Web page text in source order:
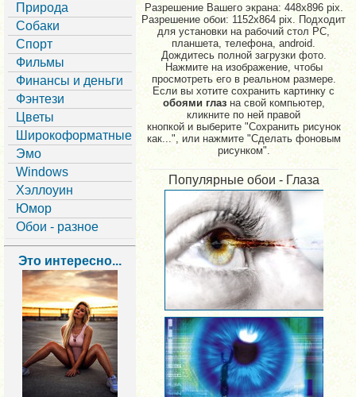
Природа
Собаки
Спорт
Фильмы
Финансы и деньги
Фэнтези
Цветы
Широкоформатные
Эмо
Windows
Хэллоуин
Юмор
Обои - разное
Это интересно...
Разрешение Вашего экрана: 448x896 pix.
Разрешение обои: 1152x864 pix. Подходит
для установки на рабочий стол PC,
планшета, телефона, android.
Дождитесь полной загрузки фото.
Нажмите на изображение, чтобы
просмотреть его в реальном размере.
Если вы хотите сохранить картинку с
обоями глаз на свой компьютер,
кликните по ней правой
кнопкой и выберите "Сохранить рисунок
как...", или нажмите "Сделать фоновым
рисунком".
Популярные обои - Глаза